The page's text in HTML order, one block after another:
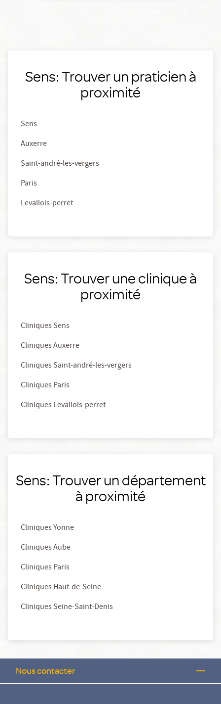
Sens: Trouver un praticien à
proximité
Sens
Auxerre
Saint-andré-les-vergers
Paris
Levallois-perret
Sens: Trouver une clinique à
proximité
Cliniques Sens
Cliniques Auxerre
Cliniques Saint-andré-les-vergers
Cliniques Paris
Cliniques Levallois-perret
Sens: Trouver un département
à proximité
Cliniques Yonne
Cliniques Aube
Cliniques Paris
Cliniques Haut-de-Seine
Cliniques Seine-Saint-Denis
Nous contacter